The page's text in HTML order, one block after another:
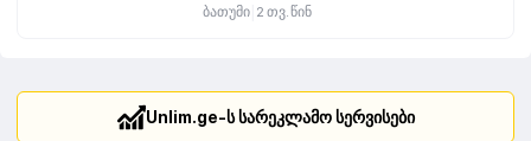
ბათუმი 2 თვ. წინ
Unlim.ge-ს სარეკლამო სერვისები